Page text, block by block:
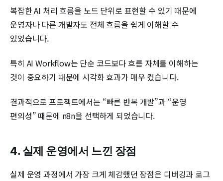
복잡한 AI 처리 흐름을 노드 단위로 표현할 수 있기 때문에
운영자나 다른 개발자도 전체 흐름을 쉽게 이해할 수
있었습니다.
특히 AI Workflow는 단순 코드보다 흐름 자체를 이해하는
것이 중요하기 때문에 시각화 효과가 매우 컸습니다.
결과적으로 프로젝트에서는 “빠른 반복 개발”과 “운영
편의성” 때문에 n8n을 선택하게 되었습니다.
4. 실제 운영에서 느낀 장점
실제 운영 과정에서 가장 크게 체감했던 장점은 디버깅과 로그